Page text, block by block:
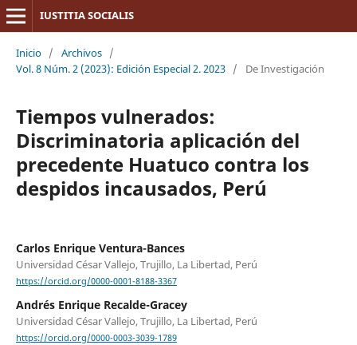
IUSTITIA SOCIALIS
Inicio / Archivos /
Vol. 8 Núm. 2 (2023): Edición Especial 2. 2023 / De Investigación
Tiempos vulnerados:
Discriminatoria aplicación del
precedente Huatuco contra los
despidos incausados, Perú
Carlos Enrique Ventura-Bances
Universidad César Vallejo, Trujillo, La Libertad, Perú
https://orcid.org/0000-0001-8188-3367
Andrés Enrique Recalde-Gracey
Universidad César Vallejo, Trujillo, La Libertad, Perú
https://orcid.org/0000-0003-3039-1789